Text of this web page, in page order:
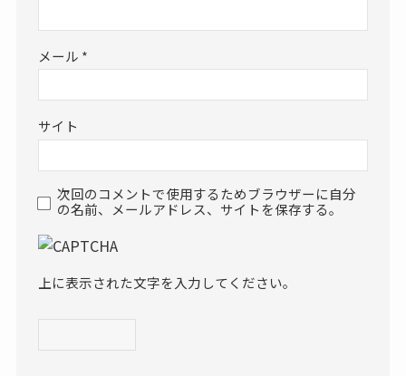
メール *
サイト
次回のコメントで使用するためブラウザーに自分
の名前、メールアドレス、サイトを保存する。
上に表示された文字を入力してください。